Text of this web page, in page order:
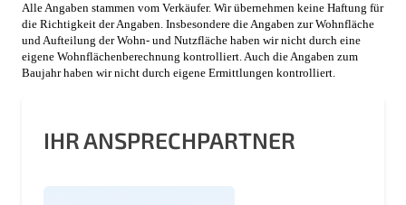
Alle Angaben stammen vom Verkäufer. Wir übernehmen keine Haftung für
die Richtigkeit der Angaben. Insbesondere die Angaben zur Wohnfläche
und Aufteilung der Wohn- und Nutzfläche haben wir nicht durch eine
eigene Wohnflächenberechnung kontrolliert. Auch die Angaben zum
Baujahr haben wir nicht durch eigene Ermittlungen kontrolliert.
IHR ANSPRECHPARTNER